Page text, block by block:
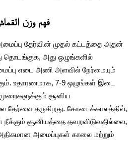
فهم وزن القماش
அமைப்பு தேர்வின் முதல் கட்டத்தை அதன்
தொடங்குக, அது ஒழுங்களில்
எடை அணி அளவில் நேர்மையும்
உதாரணமாக, 7-9 ஒழுங்கள் இடை
சூனிய
தேர்வை தருகிறது. கோடைக்காலத்தில்,
நீக்கும் சூனியத்தை தவறவிடுவதில்லை,
அதிகமான அமைப்புகள் காலை மற்றும்